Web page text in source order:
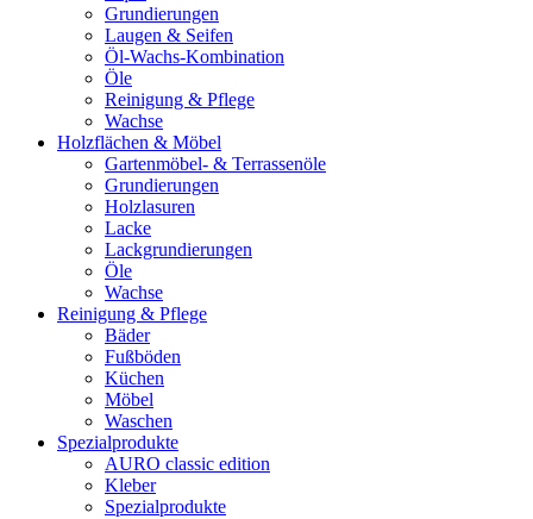
Grundierungen
Laugen & Seifen
Öl-Wachs-Kombination
Öle
Reinigung & Pflege
Wachse
Holzflächen & Möbel
Gartenmöbel- & Terrassenöle
Grundierungen
Holzlasuren
Lacke
Lackgrundierungen
Öle
Wachse
Reinigung & Pflege
Bäder
Fußböden
Küchen
Möbel
Waschen
Spezialprodukte
AURO classic edition
Kleber
Spezialprodukte